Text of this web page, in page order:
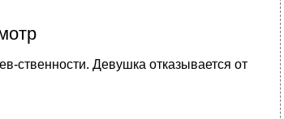
ственности. Девушка отказывается от